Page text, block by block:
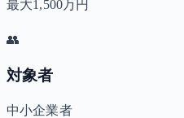
最大1,500万円
👥
対象者
中小企業者